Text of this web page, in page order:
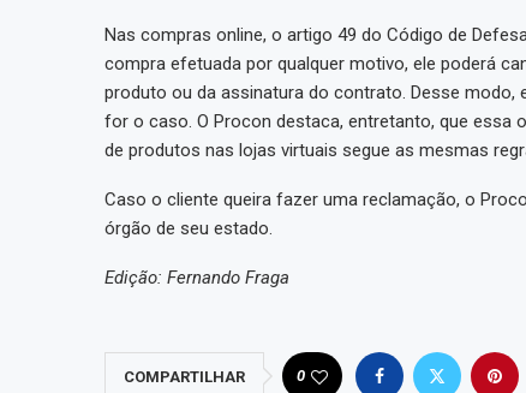
Nas compras online, o artigo 49 do Código de
compra efetuada por qualquer motivo, ele poderá
produto ou da assinatura do contrato. Desse modo,
for o caso. O Procon destaca, entretanto, que essa
de produtos nas lojas virtuais segue as mesmas
Caso o cliente queira fazer uma reclamação, o
órgão de seu estado.
Edição: Fernando Fraga
COMPARTILHAR 0